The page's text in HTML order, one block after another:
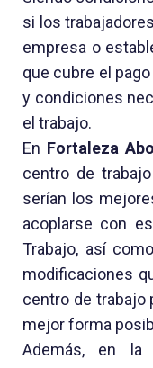
si los
empresa o
que cubre el
y condiciones
el trabajo.
En Fortaleza
centro de
serían los
acoplarse con
Trabajo, así
modificaciones
centro de trabajo
mejor forma
Además, en